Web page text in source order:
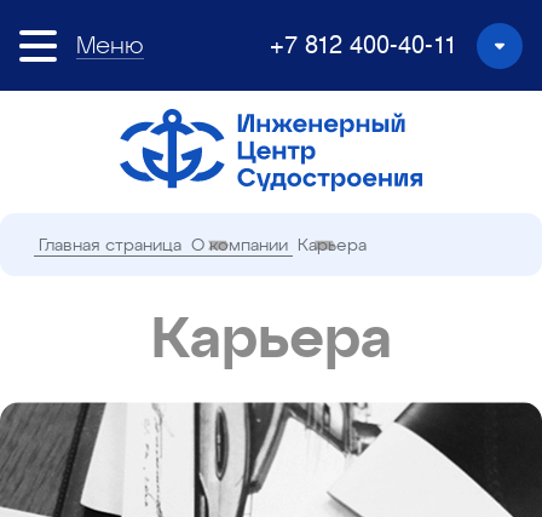
Меню +7 812 400-40-11
Главная страница О компании Карьера
Карьера